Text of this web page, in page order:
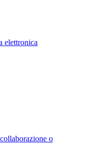
elettronica
o